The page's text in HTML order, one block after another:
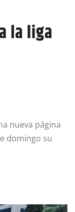
la liga
nueva página
domingo su